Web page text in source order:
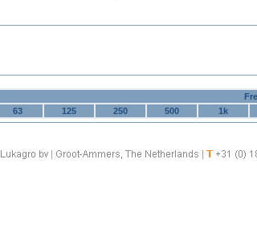
63 125 250 500 1k